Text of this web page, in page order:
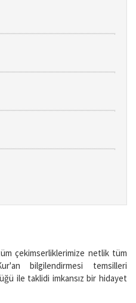
tüm çekimserliklerimize netlik tüm
bilgilendirmesi temsilleri
ile taklidi imkansız bir hidayet